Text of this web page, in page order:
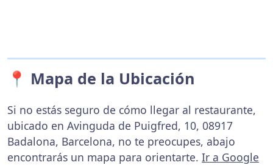
📍 Mapa de la Ubicación
Si no estás seguro de cómo llegar al restaurante,
ubicado en Avinguda de Puigfred, 10, 08917
Badalona, Barcelona, no te preocupes, abajo
encontrarás un mapa para orientarte. Ir a Google